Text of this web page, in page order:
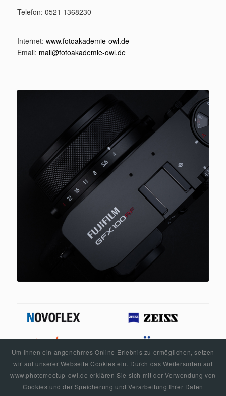
Telefon: 0521 1368230
Internet: www.fotoakademie-owl.de
Email: mail@fotoakademie-owl.de
Um Ihnen ein angenehmes Online-Erlebnis zu ermöglichen, setzen
wir auf unserer Webseite Cookies ein. Durch das Weitersurfen auf
www.photomeetup-owl.de erklären Sie sich mit der Verwendung von
Cookies und der Speicherung und Verarbeitung Ihrer Daten